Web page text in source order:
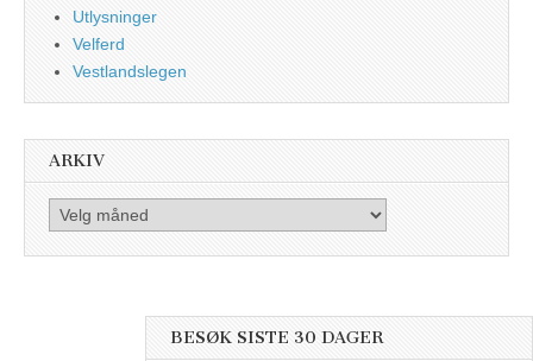
Utlysninger
Velferd
Vestlandslegen
ARKIV
Arkiv
BESØK SISTE 30 DAGER